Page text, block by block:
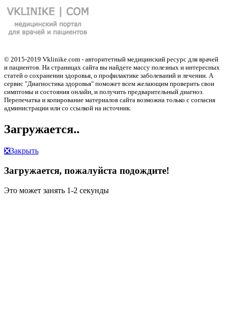
© 2015-2019 Vklinike.com - авторитетный медицинский ресурс для врачей
и пациентов. На страницах сайта вы найдете массу полезных и интересных
статей о сохранении здоровья, о профилактике заболеваний и лечении. А
сервис "Диагностика здоровья" поможет всем желающим проверить свои
симптомы и состояния онлайн, и получить предварительный диагноз.
Перепечатка и копирование материалов сайта возможна только с согласия
администрации или со ссылкой на источник.
Загружается..
❎Закрыть
Загружается, пожалуйста подождите!
Это может занять 1-2 секунды